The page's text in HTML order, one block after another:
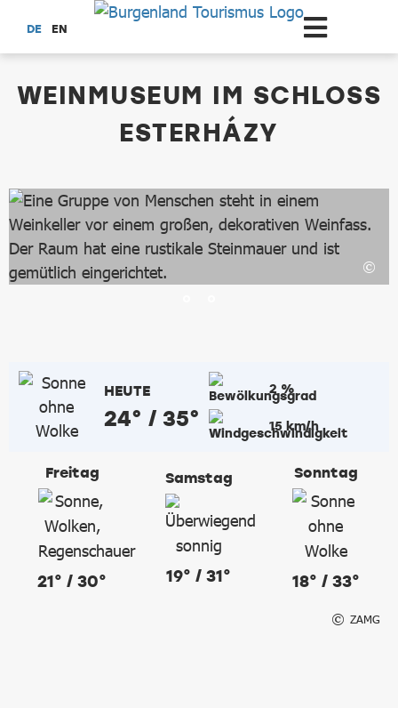
Zum Hauptinhalt springen
DE EN
WEINMUSEUM IM SCHLOSS
ESTERHÁZY
HEUTE
24° / 35°
2 %
15 km/h
Freitag
21° / 30°
Samstag
19° / 31°
Sonntag
18° / 33°
ZAMG